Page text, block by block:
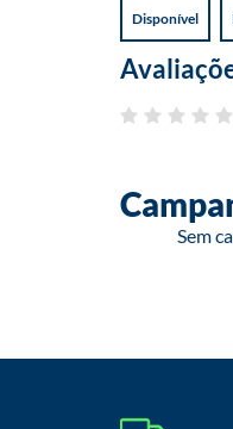
Disponível
Sem